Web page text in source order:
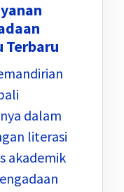
Terbaru
dalam
literasi
akademik